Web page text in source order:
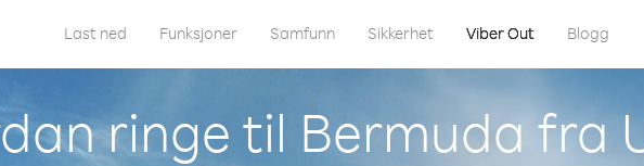
Last ned Funksjoner Samfunn Sikkerhet Viber Out Blogg
ringe til Bermuda fra